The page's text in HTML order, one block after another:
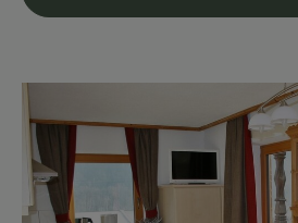
Vor Ort gesprochene Sprachen
Parken
Kostenlose Parkplätze